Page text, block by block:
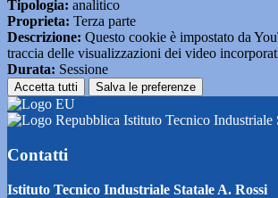
Tipologia: analitico
Proprieta: Terza parte
Descrizione: Questo cookie è impostato da
traccia delle visualizzazioni dei video
Durata: Sessione
Accetta tutti Salva le preferenze
Istituto Tecnico Industriale
Contatti
Istituto Tecnico Industriale Statale A. Rossi